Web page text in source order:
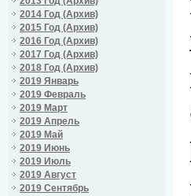
2014 Год (Архив)
2015 Год (Архив)
2016 Год (Архив)
2017 Год (Архив)
2018 Год (Архив)
2019 Январь
2019 Февраль
2019 Март
2019 Апрель
2019 Май
2019 Июнь
2019 Июль
2019 Август
2019 Сентябрь